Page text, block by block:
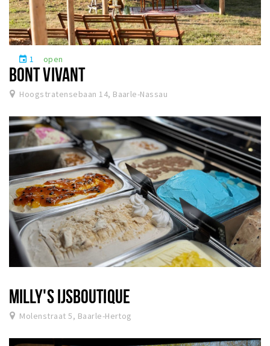
event 1 open
BONT VIVANT
Hoogstratensebaan 14, Baarle-Nassau
MILLY'S IJSBOUTIQUE
Molenstraat 5, Baarle-Hertog